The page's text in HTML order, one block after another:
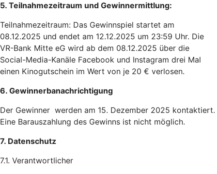
5. Teilnahmezeitraum und Gewinnermittlung:
Teilnahmezeitraum: Das Gewinnspiel startet am
08.12.2025 und endet am 12.12.2025 um 23:59 Uhr. Die
VR-Bank Mitte eG wird ab dem 08.12.2025 über die
Social-Media-Kanäle Facebook und Instagram drei Mal
einen Kinogutschein im Wert von je 20 € verlosen.
6. Gewinnerbanachrichtigung
Der Gewinner werden am 15. Dezember 2025 kontaktiert.
Eine Barauszahlung des Gewinns ist nicht möglich.
7. Datenschutz
7.1. Verantwortlicher